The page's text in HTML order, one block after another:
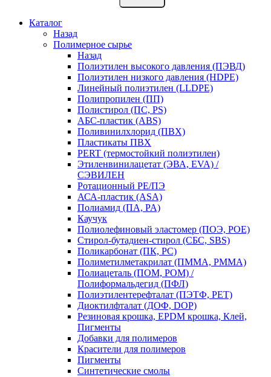
Каталог
Назад
Полимерное сырье
Назад
Полиэтилен высокого давления (ПЭВД)
Полиэтилен низкого давления (HDPE)
Линейный полиэтилен (LLDPE)
Полипропилен (ПП)
Полистирол (ПС, PS)
АБС-пластик (ABS)
Поливинилхлорид (ПВХ)
Пластикаты ПВХ
PERT (термостойкий полиэтилен)
Этиленвинилацетат (ЭВА, EVA) /
СЭВИЛЕН
Ротационный PE/ПЭ
АСА-пластик (ASA)
Полиамид (ПА, PA)
Каучук
Полиолефиновый эластомер (ПОЭ, POE)
Стирол-бутадиен-стирол (СБС, SBS)
Поликарбонат (ПК, PC)
Полиметилметакрилат (ПММА, PMMA)
Полиацеталь (ПОМ, POM) /
Полиформальдегид (ПФЛ)
Полиэтилентерефталат (ПЭТФ, PET)
Диоктилфталат (ДОФ, DOP)
Резиновая крошка, EPDM крошка, Клей,
Пигменты
Добавки для полимеров
Красители для полимеров
Пигменты
Синтетические смолы